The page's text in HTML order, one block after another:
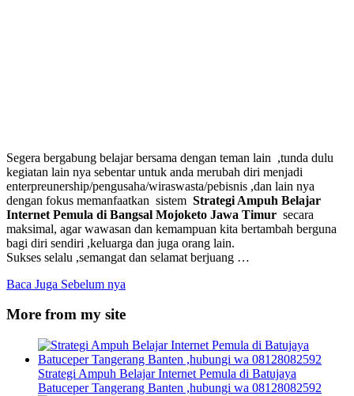
Segera bergabung belajar bersama dengan teman lain ,tunda dulu
kegiatan lain nya sebentar untuk anda merubah diri menjadi
enterpreunership/pengusaha/wiraswasta/pebisnis ,dan lain nya
dengan fokus memanfaatkan sistem Strategi Ampuh Belajar
Internet Pemula di Bangsal Mojoketo Jawa Timur secara
maksimal, agar wawasan dan kemampuan kita bertambah berguna
bagi diri sendiri ,keluarga dan juga orang lain.
Sukses selalu ,semangat dan selamat berjuang …
Baca Juga Sebelum nya
More from my site
Strategi Ampuh Belajar Internet Pemula di Batujaya
Batuceper Tangerang Banten ,hubungi wa 08128082592